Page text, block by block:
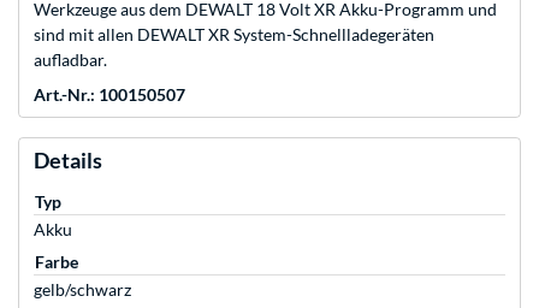
Werkzeuge aus dem DEWALT 18 Volt XR Akku-Programm und
sind mit allen DEWALT XR System-Schnellladegeräten
aufladbar.
Art.-Nr.: 100150507
Details
Typ
Akku
Farbe
gelb/schwarz